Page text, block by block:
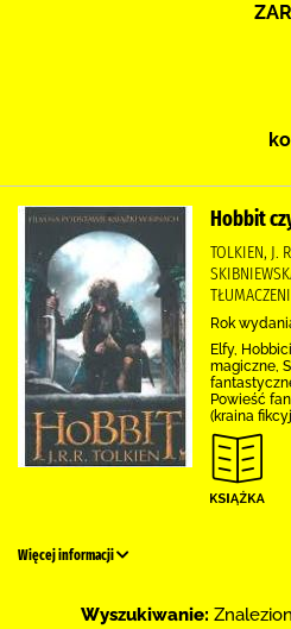
Hobbit
TOLKIEN, J.
Rok
Elfy,
magiczne,
Powieść
(kraina
Więcej informacji
Wyszukiwanie: